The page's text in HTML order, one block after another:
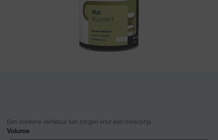
Een donkere verfkleur kan zorgen voor een meerprijs.
Volume